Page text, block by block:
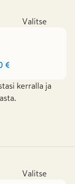
Valitse
€
kerralla ja
Valitse